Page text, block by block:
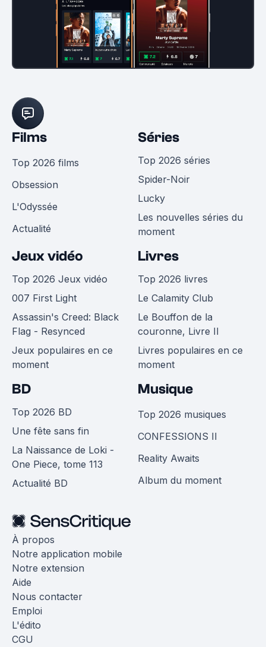
Films
Top 2026 films
Obsession
L'Odyssée
Actualité
Séries
Top 2026 séries
Spider-Noir
Lucky
Les nouvelles séries du
moment
Jeux vidéo
Top 2026 Jeux vidéo
007 First Light
Assassin's Creed: Black
Flag - Resynced
Jeux populaires en ce
moment
Livres
Top 2026 livres
Le Calamity Club
Le Bouffon de la
couronne, Livre II
Livres populaires en ce
moment
BD
Top 2026 BD
Une fête sans fin
La Naissance de Loki -
One Piece, tome 113
Actualité BD
Musique
Top 2026 musiques
CONFESSIONS II
Reality Awaits
Album du moment
À propos
Notre application mobile
Notre extension
Aide
Nous contacter
Emploi
L'édito
CGU